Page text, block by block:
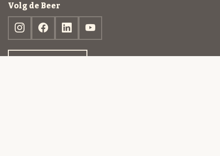
Volg de Beer